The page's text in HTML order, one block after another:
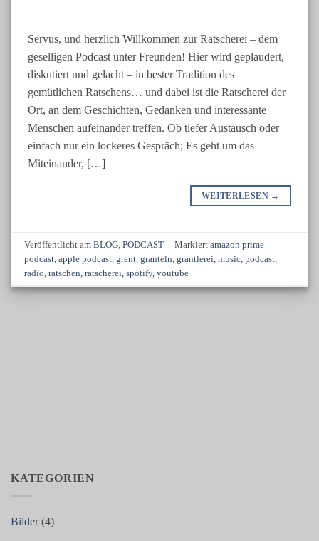
Servus, und herzlich Willkommen zur Ratscherei – dem
geselligen Podcast unter Freunden! Hier wird geplaudert,
diskutiert und gelacht – in bester Tradition des
gemütlichen Ratschens… und dabei ist die Ratscherei der
Ort, an dem Geschichten, Gedanken und interessante
Menschen aufeinander treffen. Ob tiefer Austausch oder
einfach nur ein lockeres Gespräch; Es geht um das
Miteinander, […]
WEITERLESEN →
Veröffentlicht amBLOG ,PODCAST | Markiertamazon prime
podcast ,apple podcast ,grant ,granteln ,grantlerei ,music ,podcast
radio ,ratschen ,ratscherei ,spotify,youtube
KATEGORIEN
Bilder(4)